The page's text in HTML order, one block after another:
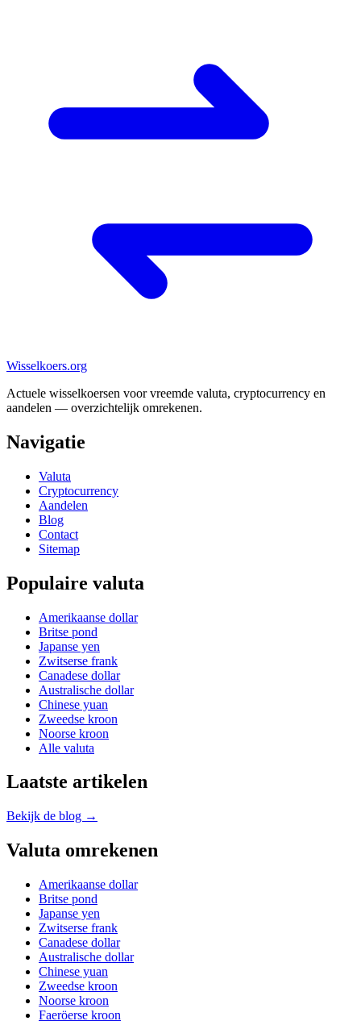
Wisselkoers.org
Actuele wisselkoersen voor vreemde valuta, cryptocurrency en
aandelen — overzichtelijk omrekenen.
Navigatie
Valuta
Cryptocurrency
Aandelen
Blog
Contact
Sitemap
Populaire valuta
Amerikaanse dollar
Britse pond
Japanse yen
Zwitserse frank
Canadese dollar
Australische dollar
Chinese yuan
Zweedse kroon
Noorse kroon
Alle valuta
Laatste artikelen
Bekijk de blog →
Valuta omrekenen
Amerikaanse dollar
Britse pond
Japanse yen
Zwitserse frank
Canadese dollar
Australische dollar
Chinese yuan
Zweedse kroon
Noorse kroon
Faeröerse kroon